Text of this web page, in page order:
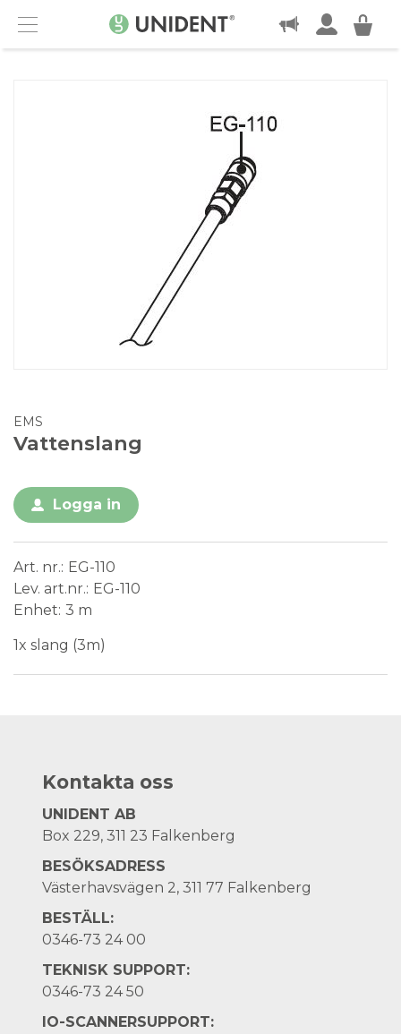
Menu
KONTAKT
EMS
Vattenslang
Logga in
Art. nr. EG-110
Lev. art.nr. EG-110
Enhet 3 m
1x slang (3m)
Kontakta oss
UNIDENT AB
Box 229, 311 23 Falkenberg
BESÖKSADRESS
Västerhavsvägen 2, 311 77 Falkenberg
BESTÄLL:
0346-73 24 00
TEKNISK SUPPORT:
0346-73 24 50
IO-SCANNERSUPPORT: